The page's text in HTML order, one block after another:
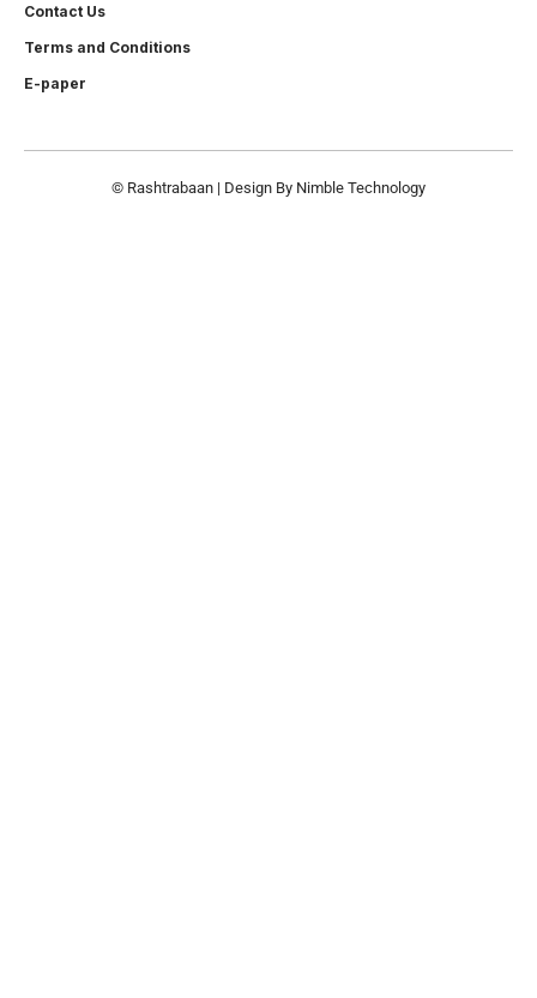
Contact Us
Terms and Conditions
E-paper
© Rashtrabaan | Design By Nimble Technology